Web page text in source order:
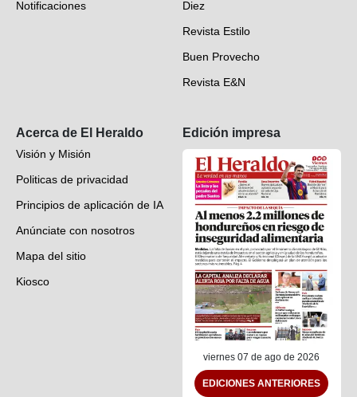
Videos
Notificaciones
Diez
Revista Estilo
Buen Provecho
Revista E&N
Acerca de El Heraldo
Visión y Misión
Politicas de privacidad
Principios de aplicación de IA
Anúnciate con nosotros
Mapa del sitio
Kiosco
Edición impresa
viernes 07 de ago de 2026
EDICIONES ANTERIORES